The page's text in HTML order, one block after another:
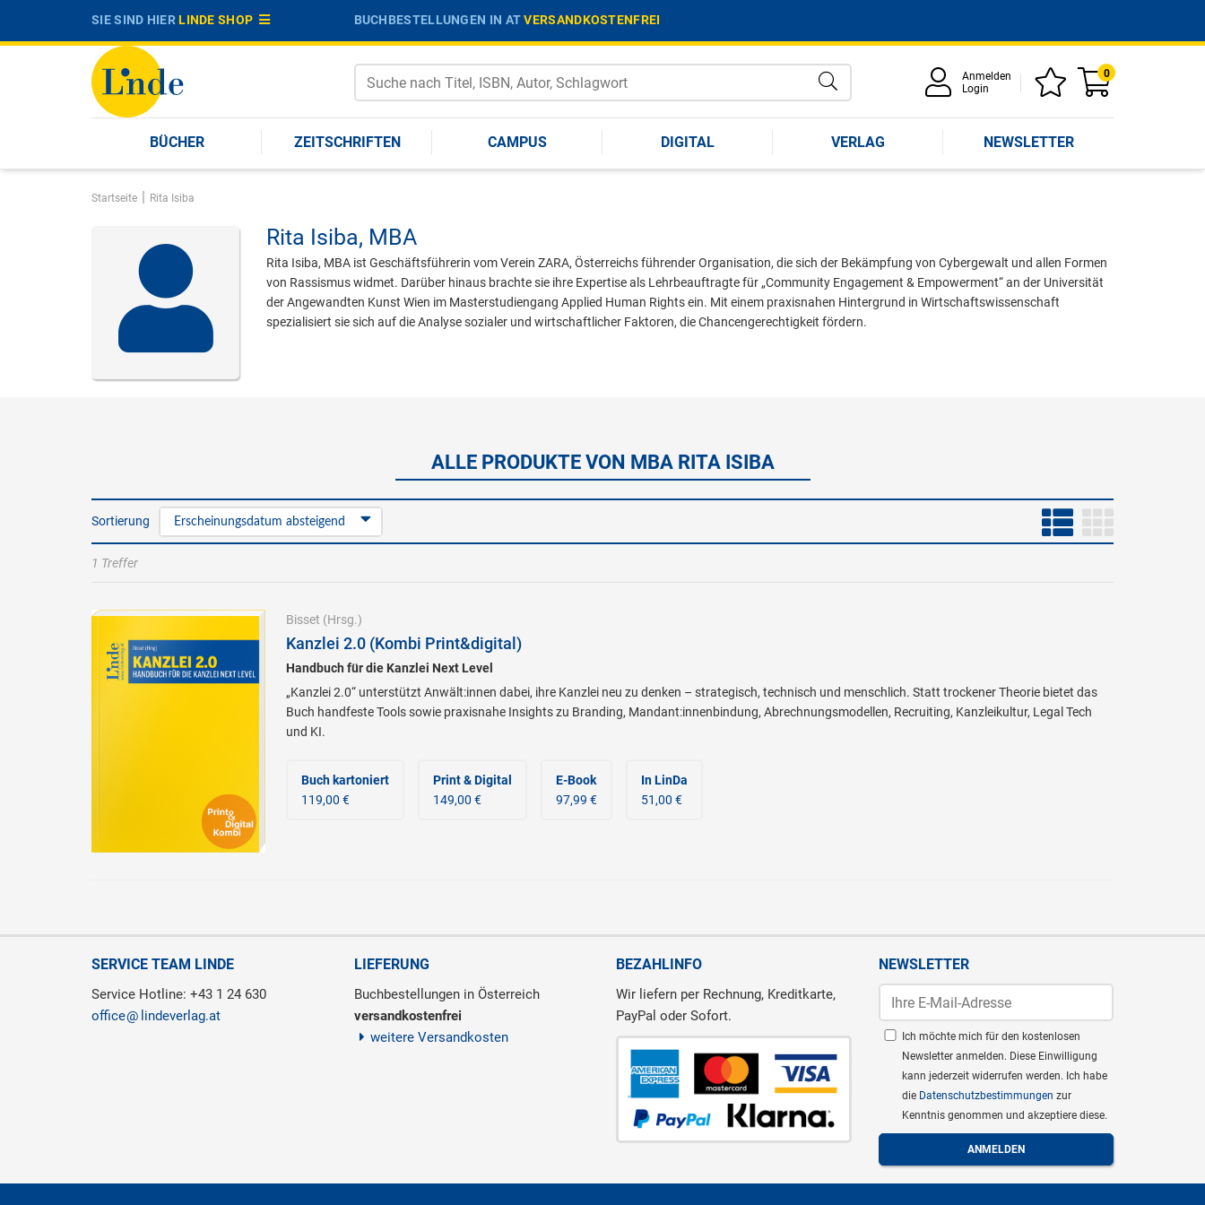
SIE SIND HIERLINDE SHOP BUCHBESTELLUNGEN IN ATVERSANDKOSTENFREI
Anmelden
Login
0
BÜCHER ZEITSCHRIFTEN CAMPUS DIGITAL VERLAG NEWSLETTER
Startseite | Rita Isiba
Rita Isiba, MBA
Rita Isiba, MBA ist Geschäftsführerin vom Verein ZARA, Österreichs führender Organisation, die sich der Bekämpfung von Cybergewalt und allen Formen
von Rassismus widmet. Darüber hinaus brachte sie ihre Expertise als Lehrbeauftragte für „Community Engagement & Empowerment“ an der Universität
der Angewandten Kunst Wien im Masterstudiengang Applied Human Rights ein. Mit einem praxisnahen Hintergrund in Wirtschaftswissenschaft
spezialisiert sie sich auf die Analyse sozialer und wirtschaftlicher Faktoren, die Chancengerechtigkeit fördern.
ALLE PRODUKTE VON MBA RITA ISIBA
Sortierung Erscheinungsdatum absteigend
1 Treffer
Bisset (Hrsg.)
Kanzlei 2.0 (Kombi Print&digital)
Handbuch für die Kanzlei Next Level
„Kanzlei 2.0“ unterstützt Anwält:innen dabei, ihre Kanzlei neu zu denken – strategisch, technisch und menschlich. Statt trockener Theorie bietet das
Buch handfeste Tools sowie praxisnahe Insights zu Branding, Mandant:innenbindung, Abrechnungsmodellen, Recruiting, Kanzleikultur, Legal Tech
und KI.
Buch kartoniert
119,00 €
Print & Digital
149,00 €
E-Book
97,99 €
In LinDa
51,00 €
SERVICE TEAM LINDE
Service Hotline: +43 1 24 630
office
lindeverlag.at
LIEFERUNG
Buchbestellungen in Österreich
versandkostenfrei
weitere Versandkosten
BEZAHLINFO
Wir liefern per Rechnung, Kreditkarte,
PayPal oder Sofort.
NEWSLETTER
Ich möchte mich für den kostenlosen
Newsletter anmelden. Diese Einwilligung
kann jederzeit widerrufen werden. Ich habe
die Datenschutzbestimmungen zur
Kenntnis genommen und akzeptiere diese.